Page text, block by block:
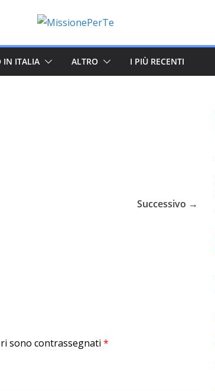
IN ITALIA ALTRO I PIÙ RECENTI
Successivo →
sono contrassegnati *